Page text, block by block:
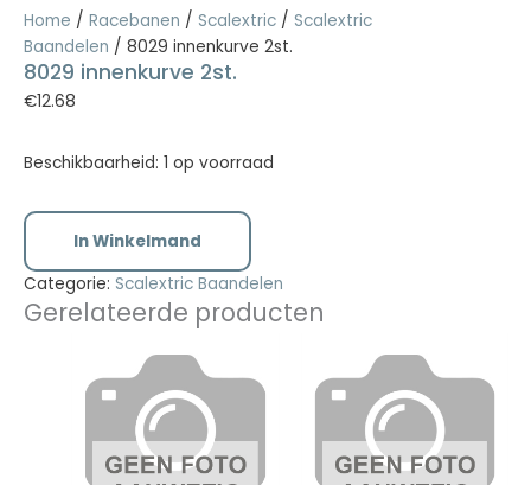
Home / Racebanen / Scalextric / Scalextric
Baandelen / 8029 innenkurve 2st.
8029 innenkurve 2st.
€12.68
Beschikbaarheid: 1 op voorraad
In Winkelmand
Categorie: Scalextric Baandelen
Gerelateerde producten